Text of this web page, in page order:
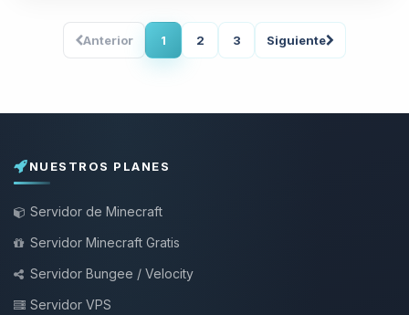
Anterior 1 2 3 Siguiente
NUESTROS PLANES
Servidor de Minecraft
Servidor Minecraft Gratis
Servidor Bungee / Velocity
Servidor VPS